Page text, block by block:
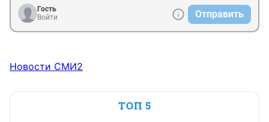
Гость
Войти
Отправить
Новости СМИ2
ТОП 5